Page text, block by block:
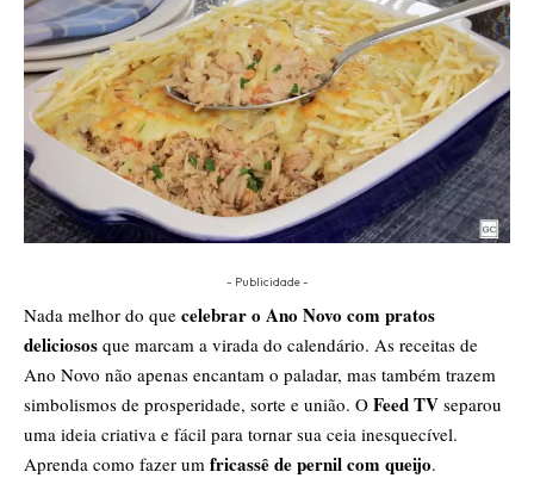
- Publicidade -
Nada melhor do que celebrar o Ano Novo com pratos
deliciosos que marcam a virada do calendário. As receitas de
Ano Novo não apenas encantam o paladar, mas também trazem
simbolismos de prosperidade, sorte e união. O Feed TV separou
uma ideia criativa e fácil para tornar sua ceia inesquecível.
Aprenda como fazer um fricassê de pernil com queijo.